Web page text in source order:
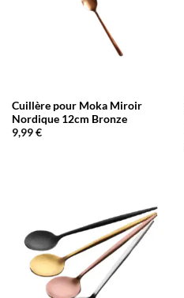
Cuillère pour Moka Miroir
Nordique 12cm Bronze
9,99€